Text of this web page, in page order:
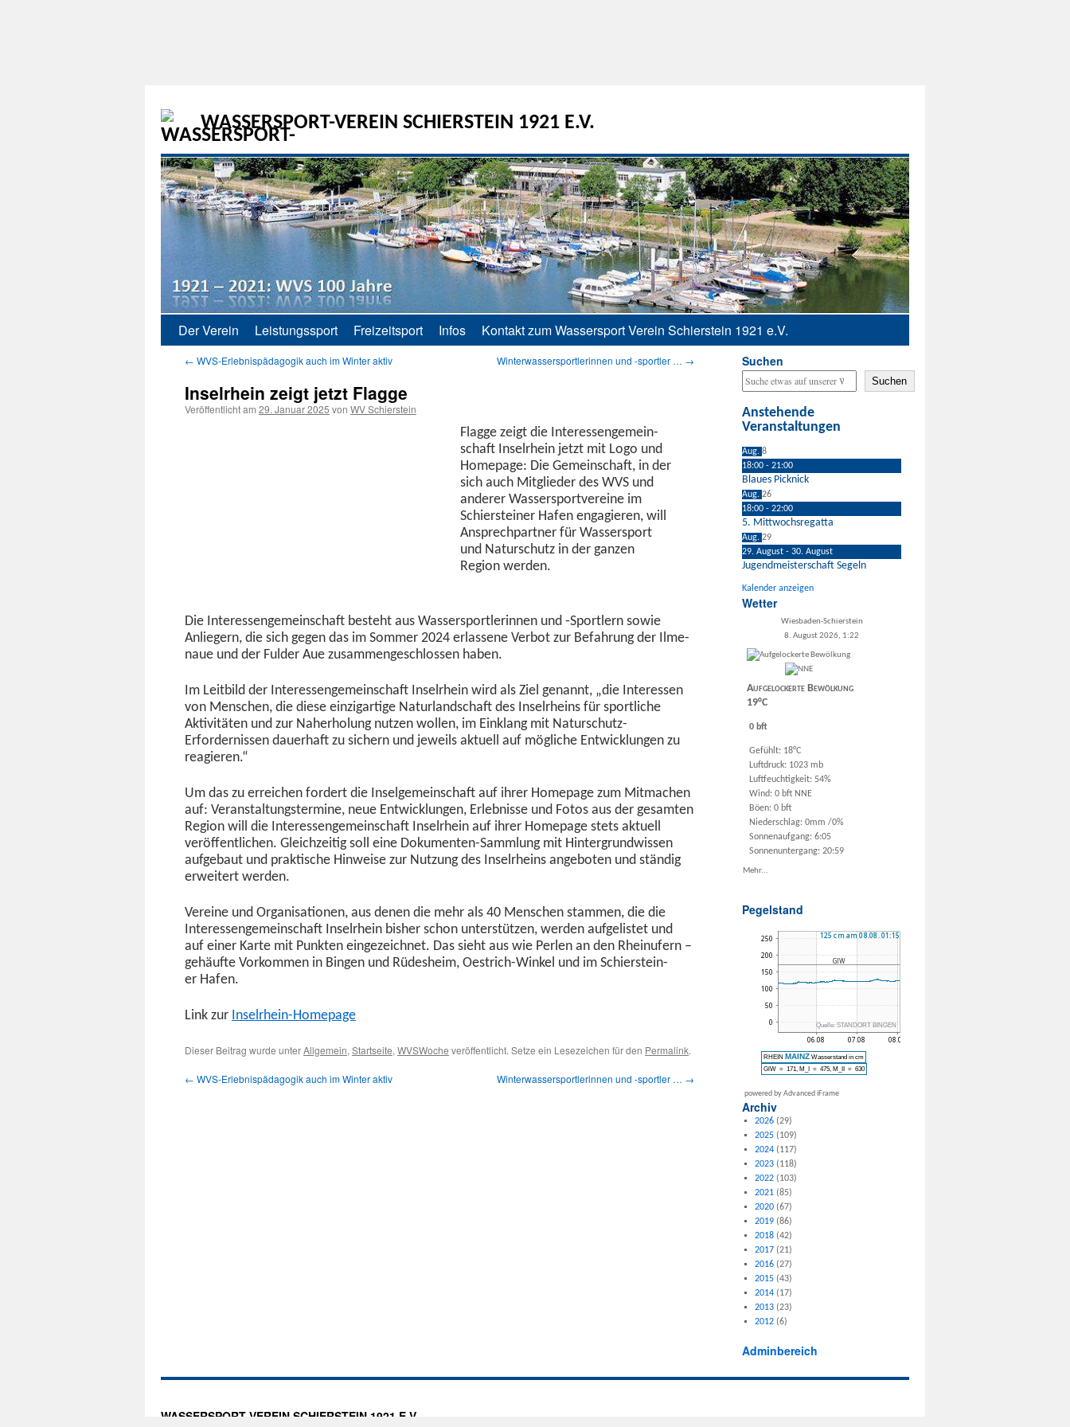
WASSERSPORT-VEREIN SCHIERSTEIN 1921 E.V.
Zum
Inhalt
springen
Der Verein Leistungssport Freizeitsport Infos Kontakt zum Wassersport Verein Schierstein 1921 e.V.
← WVS-Erlebnispädagogik auch im Winter aktiv Winterwassersportlerinnen und ‑sportler … →
Inselrhein zeigt jetzt Flagge
Veröffentlicht am 29. Januar 2025 von WV Schierstein
Flagge zeigt die Inter­es­sen­ge­mein­
schaft Insel­rhein jet­zt mit Logo und
Home­page: Die Gemein­schaft, in der
sich auch Mit­glieder des WVS und
ander­er Wasser­sportvere­ine im
Schier­stein­er Hafen engagieren, will
Ansprech­part­ner für Wasser­sport
und Naturschutz in der ganzen
Region werden.
Die Inter­es­sen­ge­mein­schaft beste­ht aus Wasser­sport­lerin­nen und ‑Sportlern sowie
Anliegern, die sich gegen das im Som­mer 2024 erlassene Ver­bot zur Befahrung der Ilme­
naue und der Ful­der Aue zusam­mengeschlossen haben.
Im Leit­bild der Inter­es­sen­ge­mein­schaft Insel­rhein wird als Ziel genan­nt, „die Inter­essen
von Men­schen, die diese einzi­gar­tige Natur­land­schaft des Insel­rheins für sportliche
Aktiv­itäten und zur Naher­hol­ung nutzen wollen, im Ein­klang mit Naturschutz-
Erfordernissen dauer­haft zu sich­ern und jew­eils aktuell auf mögliche Entwick­lun­gen zu
reagieren.“
Um das zu erre­ichen fordert die Insel­ge­mein­schaft auf ihrer Home­page zum Mit­machen
auf: Ver­anstal­tung­ster­mine, neue Entwick­lun­gen, Erleb­nisse und Fotos aus der gesamten
Region will die Inter­es­sen­ge­mein­schaft Insel­rhein auf ihrer Home­page stets aktuell
veröf­fentlichen. Gle­ichzeit­ig soll eine Doku­menten-Samm­lung mit Hin­ter­grund­wis­sen
aufge­baut und prak­tis­che Hin­weise zur Nutzung des Insel­rheins ange­boten und ständig
erweit­ert werden.
Vere­ine und Organ­i­sa­tio­nen, aus denen die mehr als 40 Men­schen stam­men, die die
Inter­es­sen­ge­mein­schaft Insel­rhein bish­er schon unter­stützen, wer­den aufge­lis­tet und
auf ein­er Karte mit Punk­ten eingeze­ich­net. Das sieht aus wie Perlen an den Rhein­ufern –
gehäufte Vorkom­men in Bin­gen und Rüdesheim, Oestrich-Winkel und im Schier­stein­
er Hafen.
Link zur Insel­rhein-Home­page
Dieser Beitrag wurde unterAllgemein, Startseite, WVSWoche veröffentlicht. Setze ein Lesezeichen für den Permalink.
← WVS-Erlebnispädagogik auch im Winter aktiv Winterwassersportlerinnen und ‑sportler … →
Suchen
Suchen
Anstehende
Veranstaltungen
Aug. 8
18:00 - 21:00
Blaues Picknick
Aug. 26
18:00 - 22:00
5. Mittwochsregatta
Aug. 29
29. August - 30. August
Jugendmeisterschaft Segeln
Kalender anzeigen
Wetter
Wiesbaden-Schierstein
8. August 2026, 1:22
Aufgelockerte Bewölkung
19°C
0 bft
Gefühlt: 18°C
Luftdruck: 1023 mb
Luftfeuchtigkeit: 54%
Wind: 0 bft NNE
Böen: 0 bft
Niederschlag: 0mm /0%
Sonnenaufgang: 6:05
Sonnenuntergang: 20:59
Mehr...
Pegelstand
powered by Advanced iFrame
Archiv
2026(29)
2025(109)
2024(117)
2023(118)
2022(103)
2021(85)
2020(67)
2019(86)
2018(42)
2017(21)
2016(27)
2015(43)
2014(17)
2013(23)
2012(6)
Adminbereich
WASSERSPORT-VEREIN SCHIERSTEIN 1921 E.V.